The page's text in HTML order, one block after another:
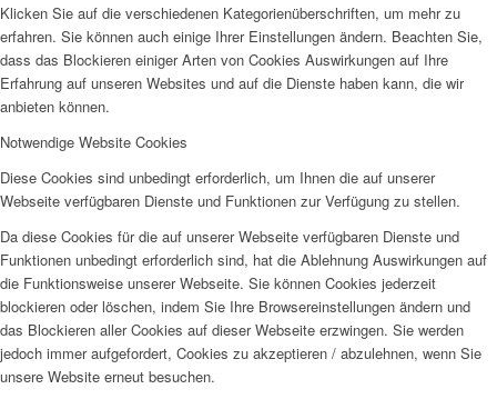
Klicken Sie auf die verschiedenen Kategorienüberschriften, um mehr zu
erfahren. Sie können auch einige Ihrer Einstellungen ändern. Beachten Sie,
dass das Blockieren einiger Arten von Cookies Auswirkungen auf Ihre
Erfahrung auf unseren Websites und auf die Dienste haben kann, die wir
anbieten können.
Notwendige Website Cookies
Diese Cookies sind unbedingt erforderlich, um Ihnen die auf unserer
Webseite verfügbaren Dienste und Funktionen zur Verfügung zu stellen.
Da diese Cookies für die auf unserer Webseite verfügbaren Dienste und
Funktionen unbedingt erforderlich sind, hat die Ablehnung Auswirkungen auf
die Funktionsweise unserer Webseite. Sie können Cookies jederzeit
blockieren oder löschen, indem Sie Ihre Browsereinstellungen ändern und
das Blockieren aller Cookies auf dieser Webseite erzwingen. Sie werden
jedoch immer aufgefordert, Cookies zu akzeptieren / abzulehnen, wenn Sie
unsere Website erneut besuchen.